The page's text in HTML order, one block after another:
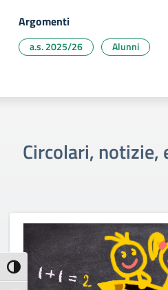
Attiva/disattiva alto contrasto
Argomenti
a.s. 2025/26 Alunni
Circolari,